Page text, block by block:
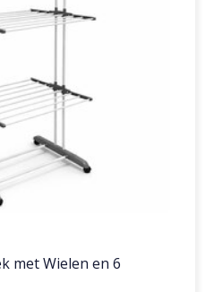
met Wielen en 6